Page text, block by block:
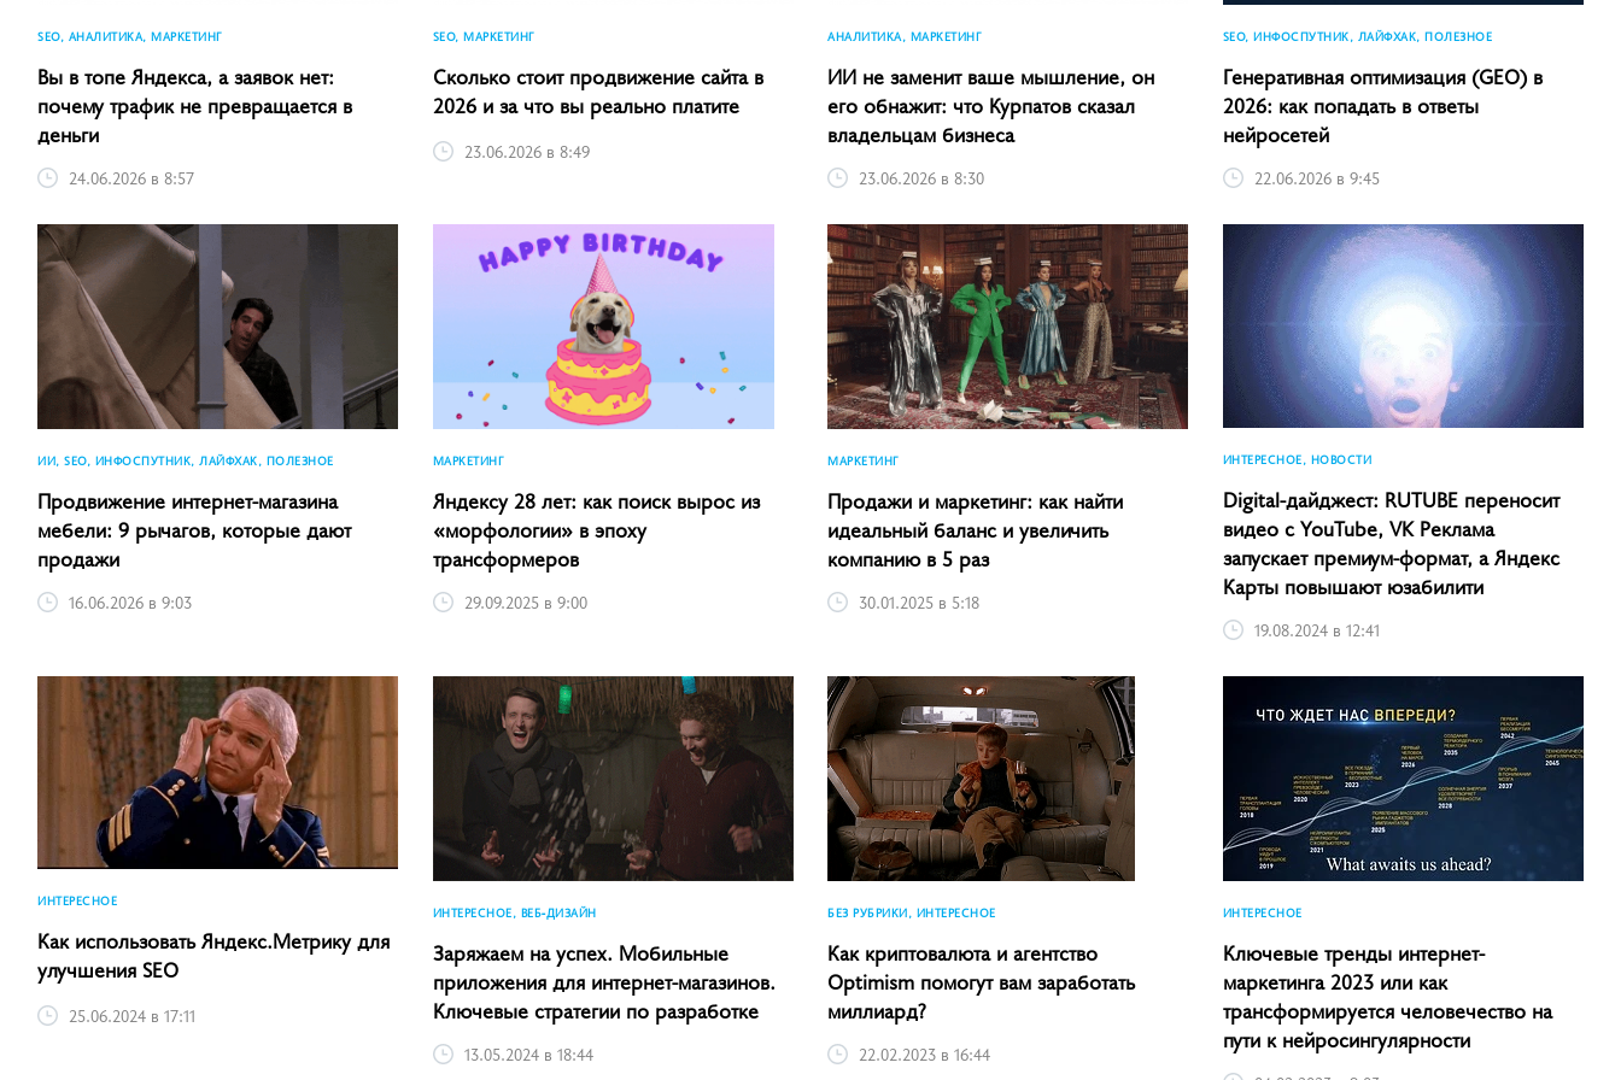
SEO, АНАЛИТИКА, МАРКЕТИНГ
Вы в топе Яндекса, а заявок нет:
почему трафик не превращается в
деньги
24.06.2026 в 8:57
SEO, МАРКЕТИНГ
Сколько стоит продвижение сайта в
2026 и за что вы реально платите
23.06.2026 в 8:49
АНАЛИТИКА, МАРКЕТИНГ
ИИ не заменит ваше мышление, он
его обнажит: что Курпатов сказал
владельцам бизнеса
23.06.2026 в 8:30
SEO, ИНФОСПУТНИК, ЛАЙФХАК, ПОЛЕЗНОЕ
Генеративная оптимизация (GEO) в
2026: как попадать в ответы
нейросетей
22.06.2026 в 9:45
ИИ, SEO, ИНФОСПУТНИК, ЛАЙФХАК, ПОЛЕЗНОЕ
Продвижение интернет-магазина
мебели: 9 рычагов, которые дают
продажи
16.06.2026 в 9:03
МАРКЕТИНГ
Яндексу 28 лет: как поиск вырос из
«морфологии» в эпоху
трансформеров
29.09.2025 в 9:00
МАРКЕТИНГ
Продажи и маркетинг: как найти
идеальный баланс и увеличить
компанию в 5 раз
30.01.2025 в 5:18
ИНТЕРЕСНОЕ, НОВОСТИ
Digital-дайджест: RUTUBE переносит
видео с YouTube, VK Реклама
запускает премиум-формат, а Яндекс
Карты повышают юзабилити
19.08.2024 в 12:41
ИНТЕРЕСНОЕ
Как использовать Яндекс.Метрику для
улучшения SEO
25.06.2024 в 17:11
ИНТЕРЕСНОЕ, ВЕБ-ДИЗАЙН
Заряжаем на успех. Мобильные
приложения для интернет-магазинов.
Ключевые стратегии по разработке
13.05.2024 в 18:44
БЕЗ РУБРИКИ, ИНТЕРЕСНОЕ
Как криптовалюта и агентство
Optimism помогут вам заработать
миллиард?
22.02.2023 в 16:44
ИНТЕРЕСНОЕ
Ключевые тренды интернет-
маркетинга­ 2023 или как
трансформируется человечество на
пути к нейросингулярности